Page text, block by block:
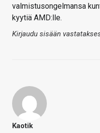
valmistusongelmansa
kyytiä AMD:lle.
Kirjaudu sisään
Kaotik